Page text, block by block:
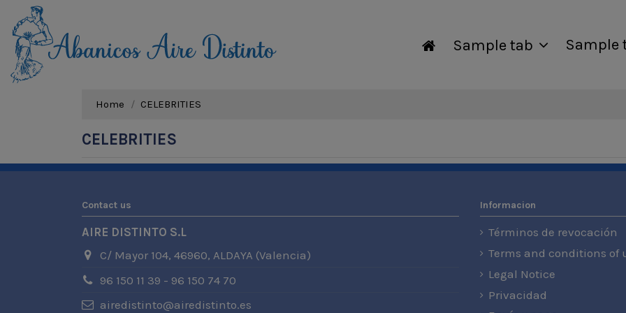
Sample tab Sample
Home CELEBRITIES
CELEBRITIES
Contact us
AIRE DISTINTO S.L
C/ Mayor 104, 46960, ALDAYA (Valencia)
96 150 11 39 - 96 150 74 70
airedistinto@airedistinto.es
Informacion
Términos de revocación
Terms and conditions of
Legal Notice
Privacidad